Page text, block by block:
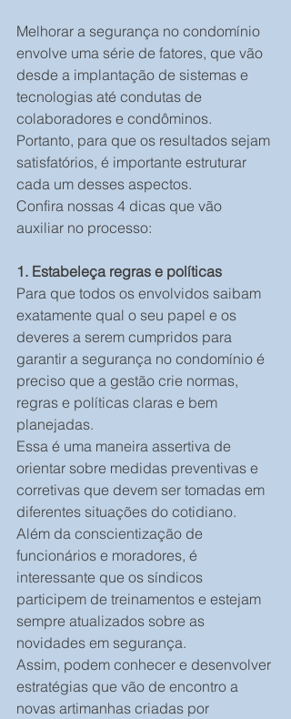
Melhorar a segurança no condomínio
envolve uma série de fatores, que vão
desde a implantação de sistemas e
tecnologias até condutas de
colaboradores e condôminos.
Portanto, para que os resultados sejam
satisfatórios, é importante estruturar
cada um desses aspectos.
Confira nossas 4 dicas que vão
auxiliar no processo:
1. Estabeleça regras e políticas
Para que todos os envolvidos saibam
exatamente qual o seu papel e os
deveres a serem cumpridos para
garantir a segurança no condomínio é
preciso que a gestão crie normas,
regras e políticas claras e bem
planejadas.
Essa é uma maneira assertiva de
orientar sobre medidas preventivas e
corretivas que devem ser tomadas em
diferentes situações do cotidiano.
Além da conscientização de
funcionários e moradores, é
interessante que os síndicos
participem de treinamentos e estejam
sempre atualizados sobre as
novidades em segurança.
Assim, podem conhecer e desenvolver
estratégias que vão de encontro a
novas artimanhas criadas por